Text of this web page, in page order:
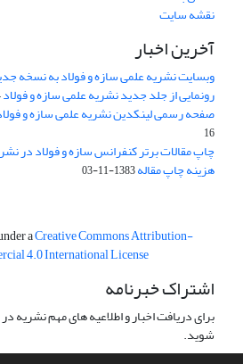
نقشه سایت
آخرین اخبار
وبسایت نشریه علمی سازه و فولاد به نسخه
رونمایی از جلد جدید نشریه علمی سازه و فولاد
صفحه رسمی لینکدین نشریه علمی سازه و
16
چاپ مقالات برتر کنفرانس سازه و فولاد در
هزینه چاپ مقاله1383-11-03
aCreative Commons Attribution-
4.0 International License
اشتراک خبرنامه
برای دریافت اخبار و اطلاعیه های مهم نشریه
شوید.